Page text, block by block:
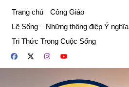
phần
dung
Trang chủ
Công Giáo
Lẽ Sống – Những thông điệp Ý nghĩa
Tri Thức Trong Cuộc Sống